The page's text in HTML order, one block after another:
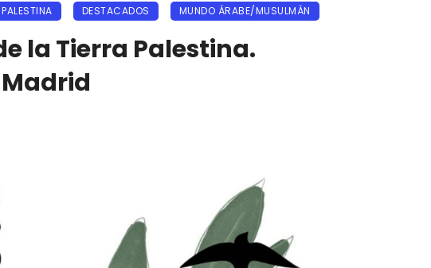
DESTACADOS MUNDO ÁRABE/MUSULMÁN
la Tierra Palestina.